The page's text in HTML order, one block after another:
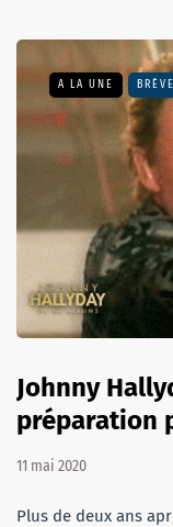
A LA UNE
Johnny
préparation
11 mai 2020
Plus de deux ans